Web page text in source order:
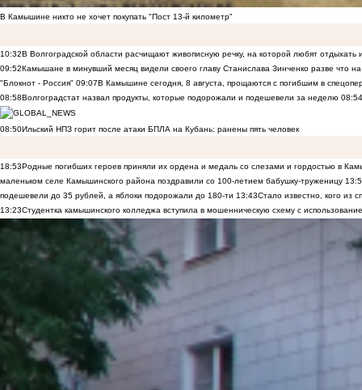
В Камышине никто не хочет покупать "Пост 13-й километр"
10:32В Волгоградской области расчищают живописную речку, на которой любят отдыхать
09:52Камышане в минувший месяц видели своего главу Станислава Зинченко разве что
"Блокнот - Россия" 09:07В Камышине сегодня, 8 августа, прощаются с погибшим в
08:58Волгоградстат назвал продукты, которые подорожали и подешевели за неделю 08:54
08:50Ильский НПЗ горит после атаки БПЛА на Кубань: ранены пять человек
18:53Родные погибших героев приняли их ордена и медаль со слезами и гордостью в
маленьком селе Камышинского района поздравили со 100-летием бабушку-труженицу
подешевели до 35 рублей, а яблоки подорожали до 180-ти 13:43Стало известно, кого из
13:23Студентка камышинского колледжа вступила в мошенническую схему с